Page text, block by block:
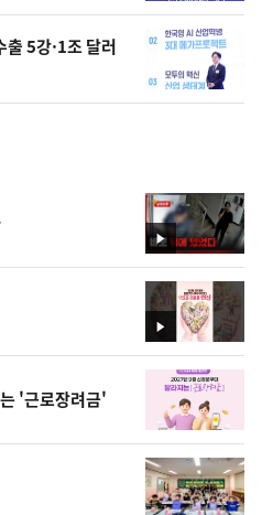
5강·1조 달러
영
상
영
상
'근로장려금'